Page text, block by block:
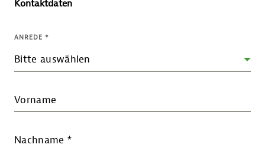
Kontaktdaten
ANREDE *
Vorname
Nachname *